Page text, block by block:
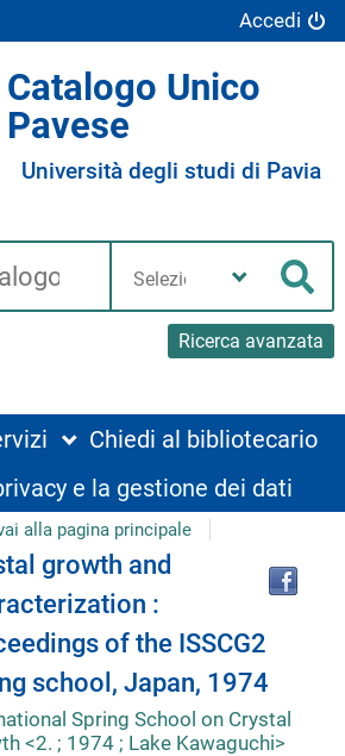
Accedi
Catalogo Unico
Pavese
Università degli studi di Pavia
Ricerca avanzata
biblioteca
Chiedi al bibliotecario
e la gestione dei dati
alla pagina principale
growth and
:
of the ISSCG2
school, Japan, 1974
Spring School on Crystal
<2. ; 1974 ; Lake Kawaguchi>